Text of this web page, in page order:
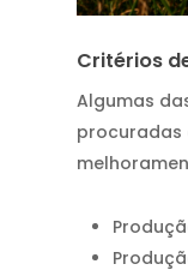
Critérios
Algumas
procuradas